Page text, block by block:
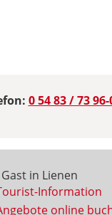
0 54 83 / 73 96-
in Lienen
Information
online